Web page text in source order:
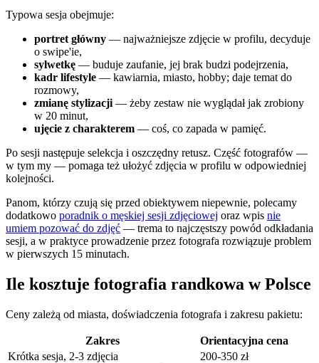
Typowa sesja obejmuje:
portret główny — najważniejsze zdjęcie w profilu, decyduje
o swipe'ie,
sylwetkę — buduje zaufanie, jej brak budzi podejrzenia,
kadr lifestyle — kawiarnia, miasto, hobby; daje temat do
rozmowy,
zmianę stylizacji — żeby zestaw nie wyglądał jak zrobiony
w 20 minut,
ujęcie z charakterem — coś, co zapada w pamięć.
Po sesji następuje selekcja i oszczędny retusz. Część fotografów —
w tym my — pomaga też ułożyć zdjęcia w profilu w odpowiedniej
kolejności.
Panom, którzy czują się przed obiektywem niepewnie, polecamy
dodatkowo poradnik o męskiej sesji zdjęciowej oraz wpis nie
umiem pozować do zdjęć — trema to najczęstszy powód odkładania
sesji, a w praktyce prowadzenie przez fotografa rozwiązuje problem
w pierwszych 15 minutach.
Ile kosztuje fotografia randkowa w Polsce
Ceny zależą od miasta, doświadczenia fotografa i zakresu pakietu:
Zakres
Orientacyjna cena
Krótka sesja, 2-3 zdjęcia
200-350 zł